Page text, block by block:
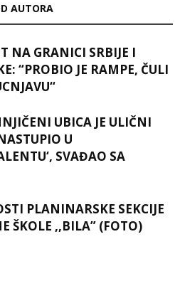
AUTORA
NA GRANICI SRBIJE I
“PROBIO JE RAMPE, ČULI
UBICA JE ULIČNI
U
SVAĐAO SA
PLANINARSKE SEKCIJE
ŠKOLE ,,BILA” (FOTO)